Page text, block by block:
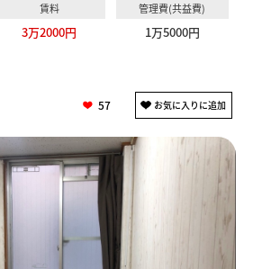
賃料
3万2000円
管理費(共益費)
1万5000円
57